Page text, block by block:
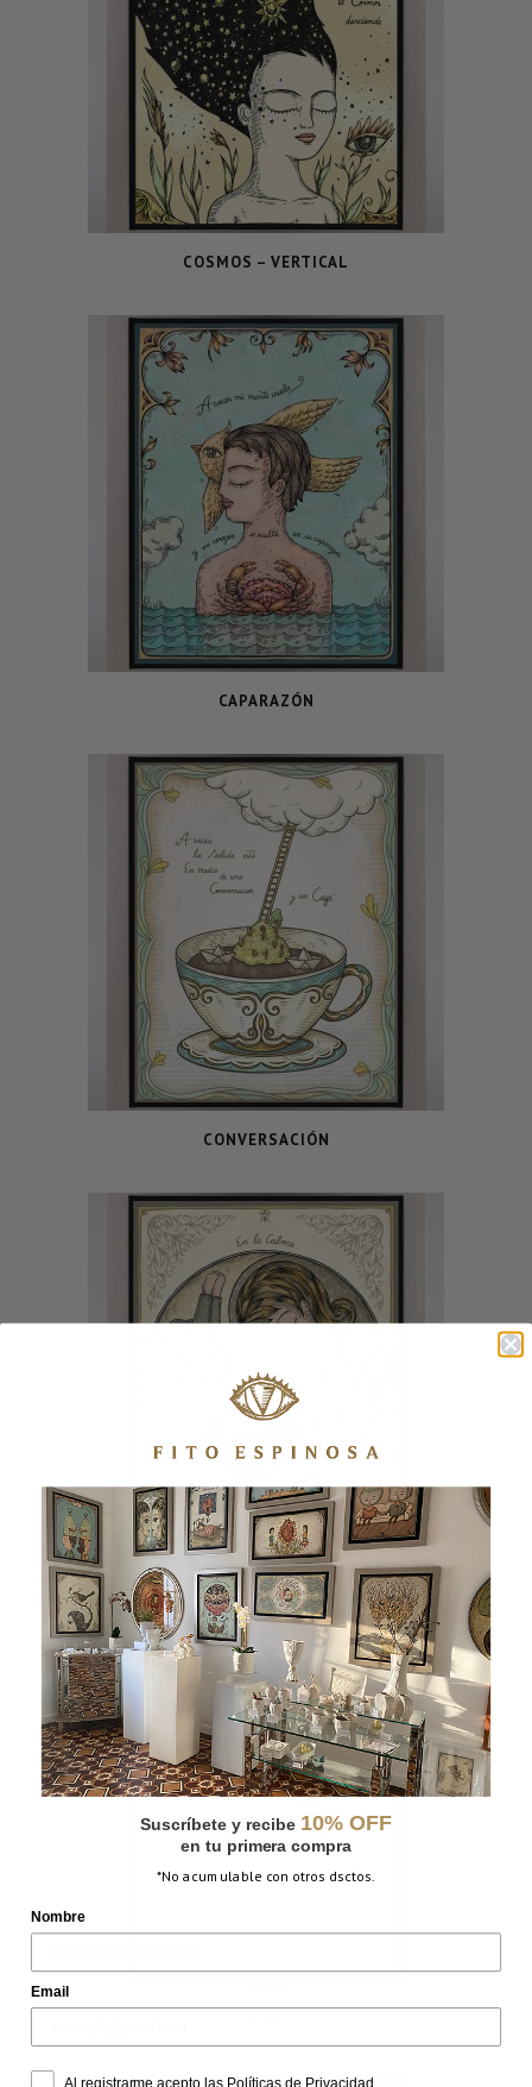
COSMOS – VERTICAL
CAPARAZÓN
CONVERSACIÓN
YIN YANG II – VERTICAL
Suscríbete y recibe 10% OFF
en tu primera compra
*No acumulable con otros dsctos.
Nombre
Email
Al registrarme acepto las Políticas de Privacidad.